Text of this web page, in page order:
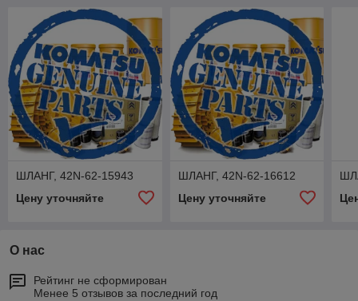
ШЛАНГ, 42N-62-15943
Цену уточняйте
ШЛАНГ, 42N-62-16612
Цену уточняйте
О нас
Рейтинг не сформирован
Менее 5 отзывов за последний год